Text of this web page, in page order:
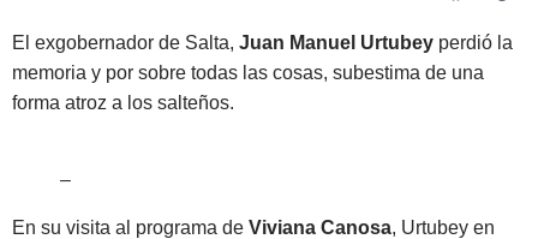
El exgobernador de Salta, Juan Manuel Urtubey perdió la
memoria y por sobre todas las cosas, subestima de una
forma atroz a los salteños.
–
En su visita al programa de Viviana Canosa, Urtubey en